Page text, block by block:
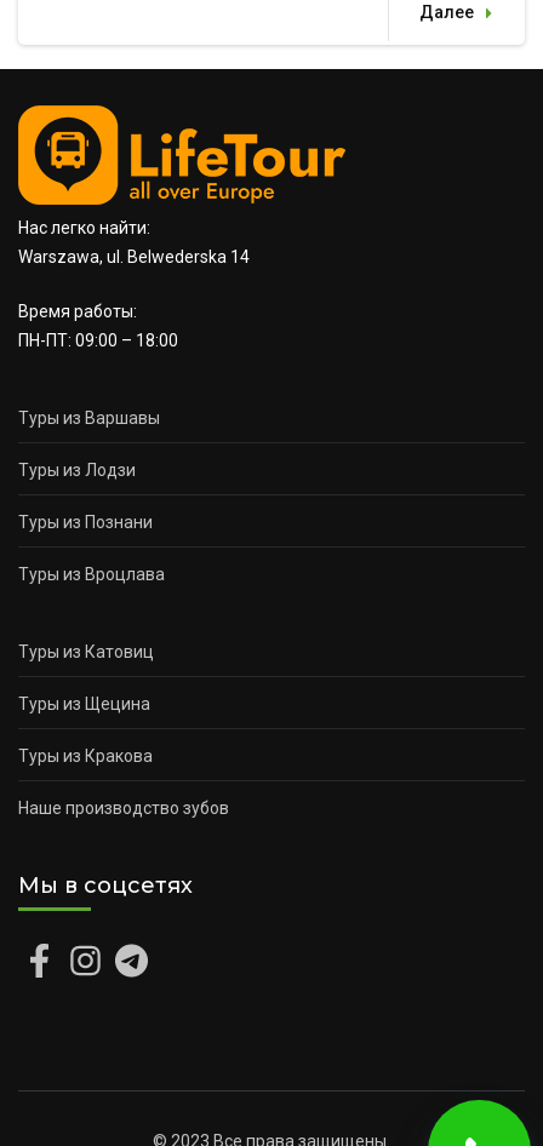
Далее
Нас легко найти:
Warszawa, ul. Belwederska 14
Время работы:
ПН-ПТ: 09:00 – 18:00
Туры из Варшавы
Туры из Лодзи
Туры из Познани
Туры из Вроцлава
Туры из Катовиц
Туры из Щецина
Туры из Кракова
Наше производство зубов
Мы в соцсетях
© 2023 Все права защищены.